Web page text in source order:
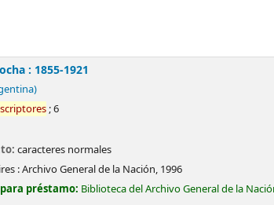
: 1855-1921
; 6
caracteres normales
:Archivo General de la Nación, 1996
préstamo: Biblioteca del Archivo General de la